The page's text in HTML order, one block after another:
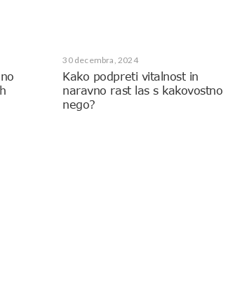
30 decembra, 2024
Kako podpreti vitalnost in
naravno rast las s kakovostno
nego?